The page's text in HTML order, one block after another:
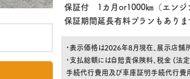
保証付 1カ月or1000㎞（エンジ
保証期間延長有料プランもありま
・表示価格は2026年8月現在、展示店舗
・支払総額には自賠責保険料、税金 (法
手続代行費用及び車庫証明手続代行費